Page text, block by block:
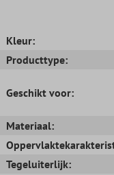
Kleur:
Producttype:
Geschikt voor:
Materiaal:
Tegeluiterlijk: